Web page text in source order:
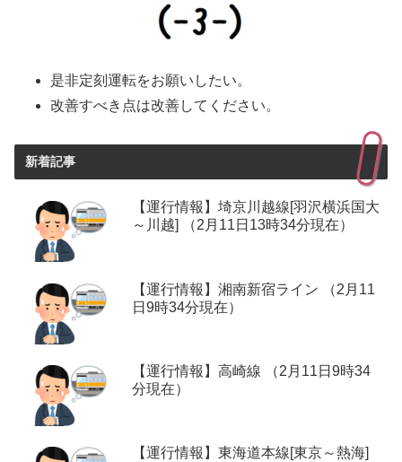
是非定刻運転をお願いしたい。
改善すべき点は改善してください。
新着記事
【運行情報】埼京川越線[羽沢横浜国大
～川越] （2月11日13時34分現在）
【運行情報】湘南新宿ライン （2月11
日9時34分現在）
【運行情報】高崎線 （2月11日9時34
分現在）
【運行情報】東海道本線[東京～熱海]